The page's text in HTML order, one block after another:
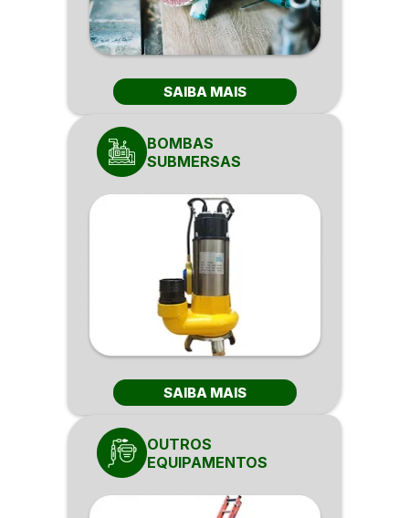
SAIBA MAIS
BOMBAS
SUBMERSAS
SAIBA MAIS
OUTROS
EQUIPAMENTOS